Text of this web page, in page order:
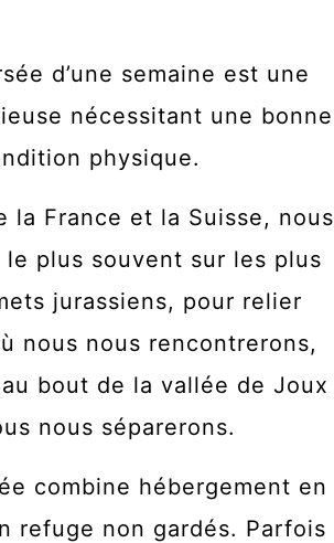
d’une semaine est une
nécessitant une bonne
physique.
la France et la Suisse, nous
le plus souvent sur les plus
jurassiens, pour relier
nous nous rencontrerons,
bout de la vallée de Joux
nous séparerons.
combine hébergement en
refuge non gardés. Parfois